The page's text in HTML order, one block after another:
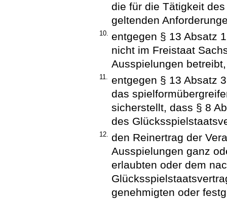
die für die Tätigkeit
geltenden
10. entgegen § 13 Absatz
nicht im Freistaat
Ausspielungen betreibt,
11. entgegen § 13 Absatz
das
sicherstellt, dass § 8
des
12. den Reinertrag der
Ausspielungen ganz
erlaubten oder dem
genehmigten oder